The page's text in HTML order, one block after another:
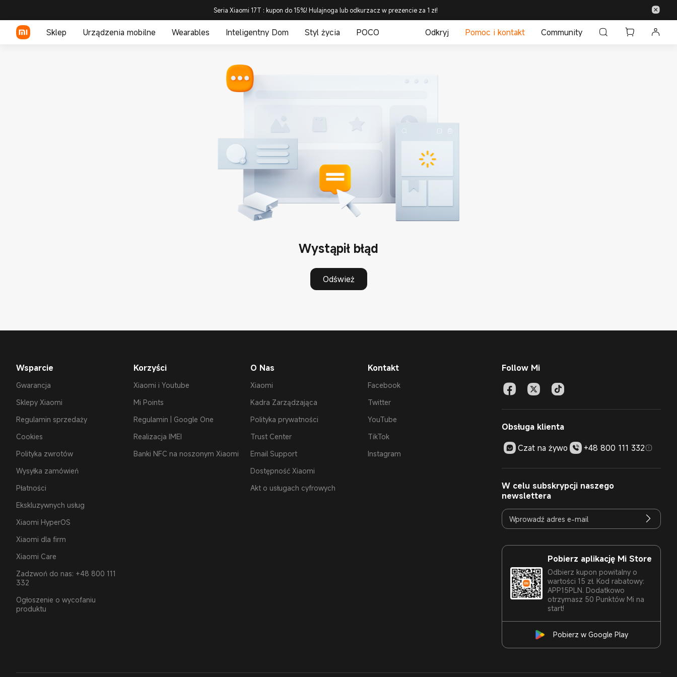
Seria Xiaomi 17T : kupon do 15%! Hulajnoga lub odkurzacz w prezencie za 1 zł!
Sklep Urządzenia mobilne Wearables Inteligentny Dom Styl życia POCO Odkryj Pomoc i kontakt Community
Wystąpił błąd
Odśwież
Wsparcie
Gwarancja
Sklepy Xiaomi
Regulamin sprzedaży
Cookies
Polityka zwrotów
Wysyłka zamówień
Płatności
Ekskluzywnych usług
Xiaomi HyperOS
Xiaomi dla firm
Xiaomi Care
Zadzwoń do nas: +48 800 111
332
Ogłoszenie o wycofaniu
produktu
Korzyści
Xiaomi i Youtube
Mi Points
Regulamin | Google One
Realizacja IMEI
Banki NFC na noszonym Xiaomi
O Nas
Xiaomi
Kadra Zarządzająca
Polityka prywatności
Trust Center
Email Support
Dostępność Xiaomi
Akt o usługach cyfrowych
Kontakt
Facebook
Twitter
YouTube
TikTok
Instagram
Follow Mi
Obsługa klienta
Czat na żywo
+48 800 111 332
W celu subskrypcji naszego
newslettera
Pobierz aplikację Mi Store
Odbierz kupon powitalny o
wartości 15 zł. Kod rabatowy:
APP15PLN. Dodatkowo
otrzymasz 50 Punktów Mi na
start!
Pobierz w Google Play